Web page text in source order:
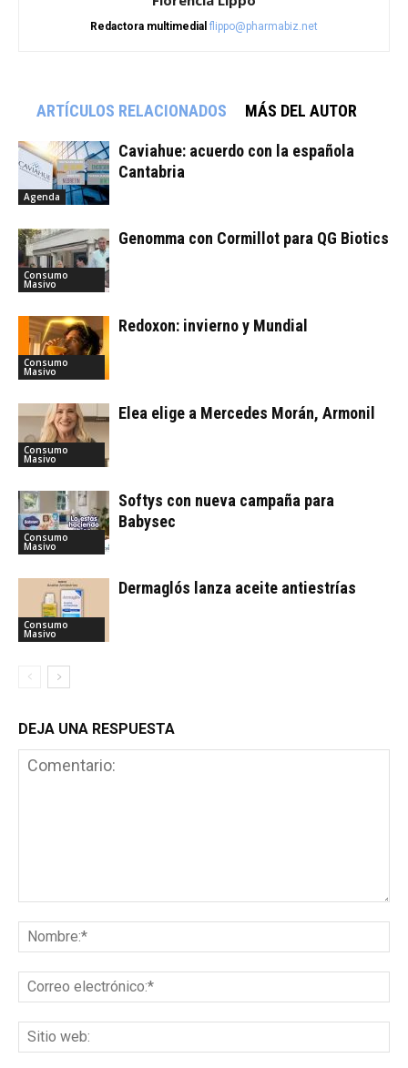
Redactora multimedial flippo@pharmabiz.net
ARTÍCULOS RELACIONADOS MÁS DEL AUTOR
Agenda
Caviahue: acuerdo con la española
Cantabria
Consumo
Masivo
Genomma con Cormillot para QG Biotics
Consumo
Masivo
Redoxon: invierno y Mundial
Consumo
Masivo
Elea elige a Mercedes Morán, Armonil
Consumo
Masivo
Softys con nueva campaña para
Babysec
Consumo
Masivo
Dermaglós lanza aceite antiestrías
DEJA UNA RESPUESTA